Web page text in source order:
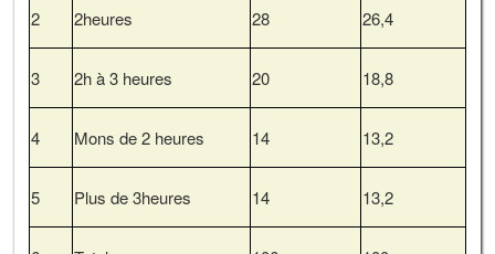
2 2heures 28 26,4
3 2h à 3 heures 20 18,8
4 Mons de 2 heures 14 13,2
5 Plus de 3heures 14 13,2